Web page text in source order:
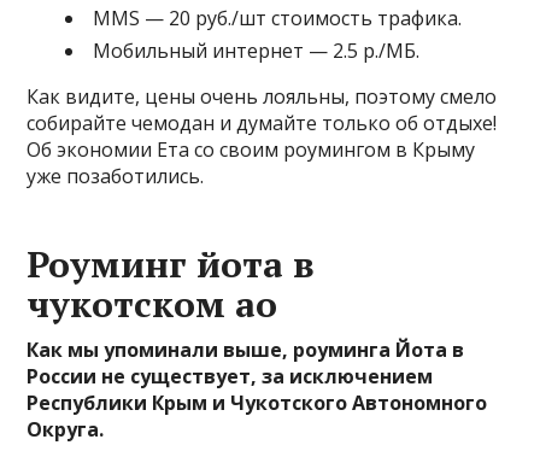
MMS — 20 руб./шт стоимость трафика.
Мобильный интернет — 2.5 р./МБ.
Как видите, цены очень лояльны, поэтому смело
собирайте чемодан и думайте только об отдыхе!
Об экономии Ета со своим роумингом в Крыму
уже позаботились.
Роуминг йота в
чукотском ао
Как мы упоминали выше, роуминга Йота в
России не существует, за исключением
Республики Крым и Чукотского Автономного
Округа.